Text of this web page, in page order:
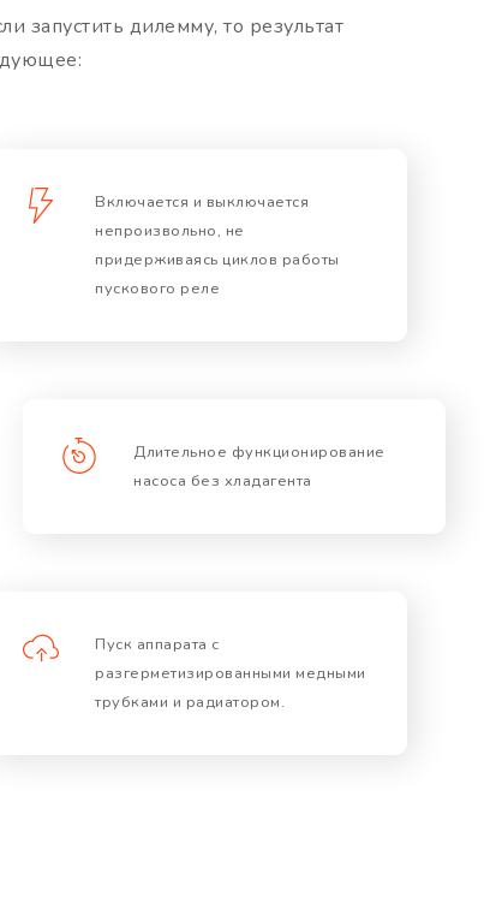
запустить дилемму, то результат
Включается и выключается
непроизвольно, не
придерживаясь циклов работы
пускового реле
Длительное функционирование
насоса без хладагента
Пуск аппарата с
разгерметизированными медными
трубками и радиатором.